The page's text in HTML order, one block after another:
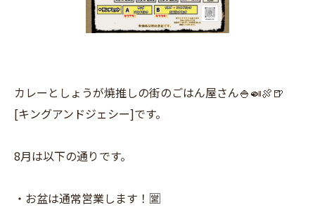
カレーとしょうが焼推しの街のごはん屋さん🍚🍛🍖🍺
[キングアンドジェシー]です。
8月は以下の通りです。
・お盆は通常営業します！🈺